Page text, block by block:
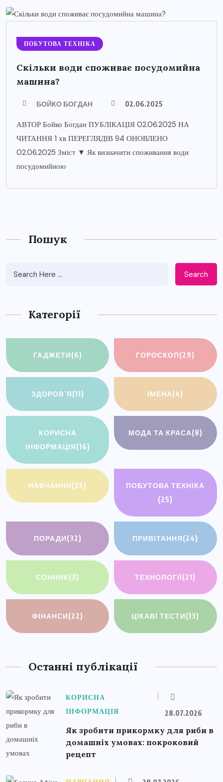
ПОБУТОВА ТЕХНІКА
Скільки води споживає посудомийна
машина?
БОЙКО БОГДАН 02.06.2025
АВТОР Бойко Богдан ПУБЛІКАЦІЯ 02.06.2025 НА
ЧИТАННЯ 1 хв ПЕРЕГЛЯДІВ 94 ОНОВЛЕНО
02.06.2025 Зміст ▼ Як визначити споживання води
посудомийною
Пошук
Search
Категорії
ГАДЖЕТИ(6) ГОРОСКОП(29)
ЗДОРОВ’Я(11) ІМЕНА(4)
КОРИСНА
ІНФОРМАЦІЯ(16)
МОДА ТА КРАСА(8)
НАВЧАННЯ(25)
ПОБУТОВА ТЕХНІКА
(25)
ПОРАДИ(32) ПРИВІТАННЯ(24)
СОННИК(3) ТЕХНОЛОГІЇ(21)
ФІНАНСИ(22) ЦІКАВІ ТЕСТИ(13)
Останні публікації
КОРИСНА
ІНФОРМАЦІЯ
28.07.2026
Як зробити прикормку для риби в
домашніх умовах: покроковий
рецепт